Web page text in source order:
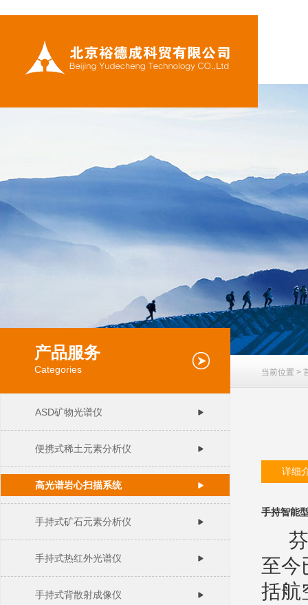
产品服务
Categories
ASD矿物光谱仪
便携式稀土元素分析仪
高光谱岩心扫描系统
手持式矿石元素分析仪
手持式热红外光谱仪
手持式背散射成像仪
当前位置 >
详细
手持智能
芬
至今
括航